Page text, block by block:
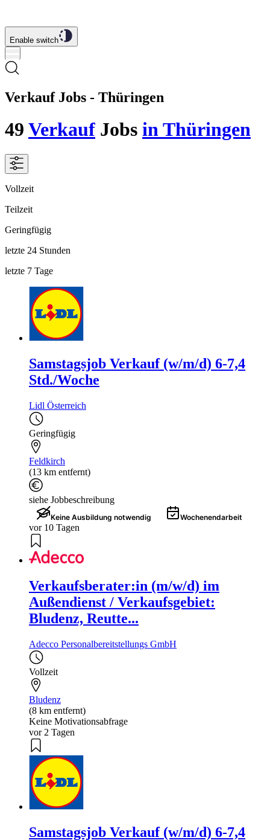
Enable switch
Verkauf Jobs - Thüringen
49 Verkauf Jobs in Thüringen
Vollzeit
Teilzeit
Geringfügig
letzte 24 Stunden
letzte 7 Tage
Samstagsjob Verkauf (w/m/d) 6-7,4
Std./Woche
Lidl Österreich
Geringfügig
Feldkirch
(13 km entfernt)
siehe Jobbeschreibung
Keine Ausbildung notwendig Wochenendarbeit
vor 10 Tagen
Verkaufsberater:in (m/w/d) im
Außendienst / Verkaufsgebiet:
Bludenz, Reutte...
Adecco Personalbereitstellungs GmbH
Vollzeit
Bludenz
(8 km entfernt)
Keine Motivationsabfrage
vor 2 Tagen
Samstagsjob Verkauf (w/m/d) 6-7,4